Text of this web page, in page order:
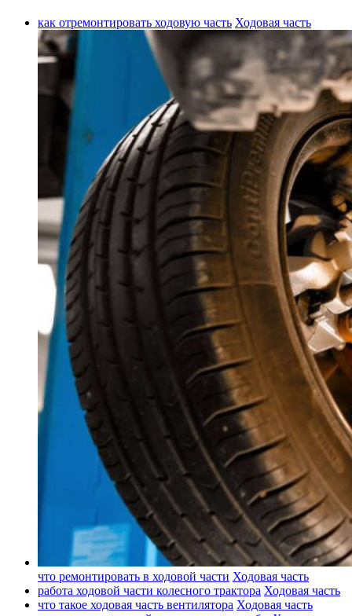
как отремонтировать ходовую часть Ходовая часть
что ремонтировать в ходовой части Ходовая часть
работа ходовой части колесного трактора Ходовая часть
что такое ходовая часть вентилятора Ходовая часть